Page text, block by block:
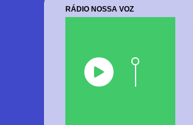
RÁDIO NOSSA VOZ